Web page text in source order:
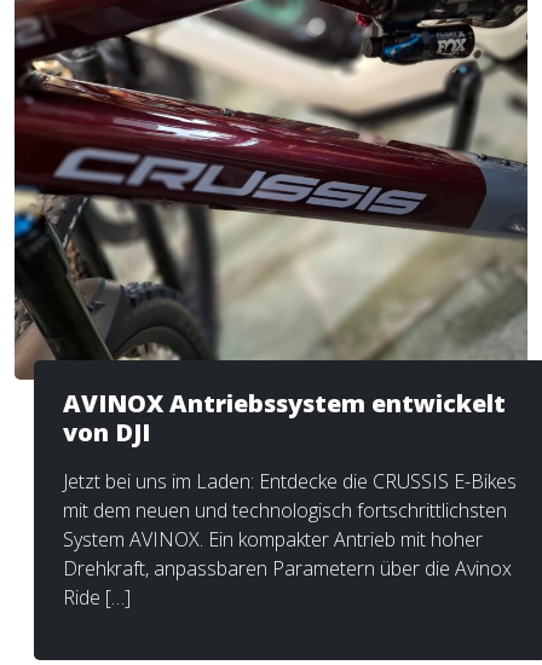
AVINOX Antriebssystem entwickelt
von DJI
Jetzt bei uns im Laden: Entdecke die CRUSSIS E-Bikes
mit dem neuen und technologisch fortschrittlichsten
System AVINOX. Ein kompakter Antrieb mit hoher
Drehkraft, anpassbaren Parametern über die Avinox
Ride […]